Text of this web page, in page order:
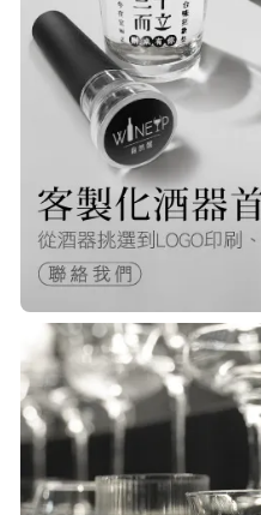
Q***
22/Nov/2025
很快就收到
快，非常棒
包裝得很小